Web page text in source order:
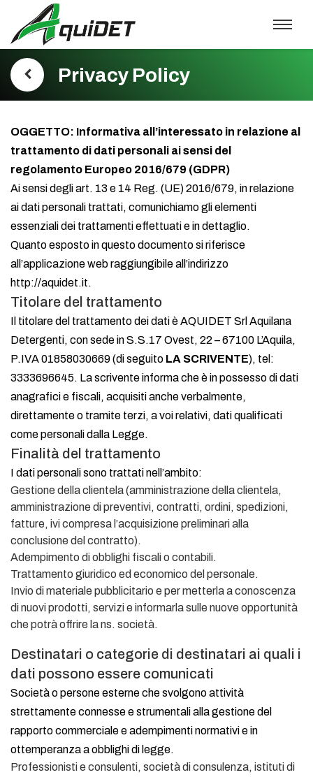
Privacy Policy
OGGETTO: Informativa all’interessato in relazione al
trattamento di dati personali ai sensi del
regolamento Europeo 2016/679 (GDPR)
Ai sensi degli art. 13 e 14 Reg. (UE) 2016/679, in relazione
ai dati personali trattati, comunichiamo gli elementi
essenziali dei trattamenti effettuati e in dettaglio.
Quanto esposto in questo documento si riferisce
all’applicazione web raggiungibile all’indirizzo
http://aquidet.it.
Titolare del trattamento
Il titolare del trattamento dei dati è AQUIDET Srl Aquilana
Detergenti, con sede in S.S.17 Ovest, 22 – 67100 L’Aquila,
P.IVA 01858030669 (di seguito LA SCRIVENTE), tel:
3333696645. La scrivente informa che è in possesso di dati
anagrafici e fiscali, acquisiti anche verbalmente,
direttamente o tramite terzi, a voi relativi, dati qualificati
come personali dalla Legge.
Finalità del trattamento
I dati personali sono trattati nell’ambito:
Gestione della clientela (amministrazione della clientela,
amministrazione di preventivi, contratti, ordini, spedizioni,
fatture, ivi compresa l’acquisizione preliminari alla
conclusione del contratto).
Adempimento di obblighi fiscali o contabili.
Trattamento giuridico ed economico del personale.
Invio di materiale pubblicitario e per metterla a conoscenza
di nuovi prodotti, servizi e informarla sulle nuove opportunità
che potrà offrire la ns. società.
Destinatari o categorie di destinatari ai quali i
dati possono essere comunicati
Società o persone esterne che svolgono attività
strettamente connesse e strumentali alla gestione del
rapporto commerciale e adempimenti normativi e in
ottemperanza a obblighi di legge.
Professionisti e consulenti, società di consulenza, istituti di